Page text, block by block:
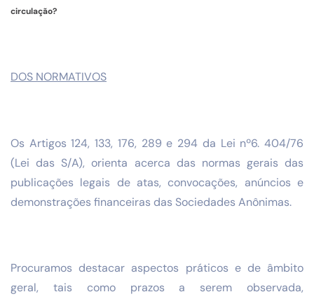
circulação?
DOS NORMATIVOS
Os Artigos 124, 133, 176, 289 e 294 da Lei nº6. 404/76
(Lei das S/A), orienta acerca das normas gerais das
publicações legais de atas, convocações, anúncios e
demonstrações financeiras das Sociedades Anônimas.
Procuramos destacar aspectos práticos e de âmbito
geral, tais como prazos a serem observada,